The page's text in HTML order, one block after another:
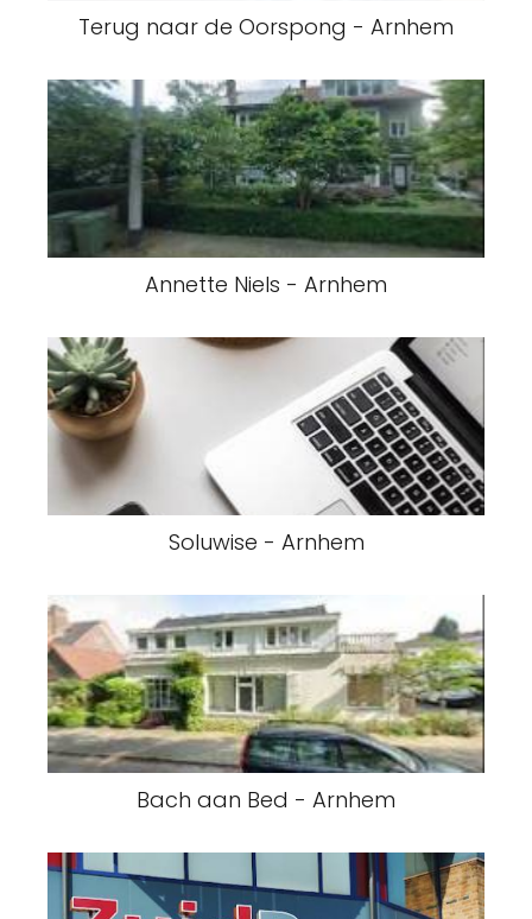
Terug naar de Oorspong - Arnhem
Annette Niels - Arnhem
Soluwise - Arnhem
Bach aan Bed - Arnhem